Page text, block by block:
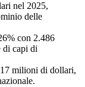
nel 2025,
delle
con 2.486
di capi di
milioni di dollari,